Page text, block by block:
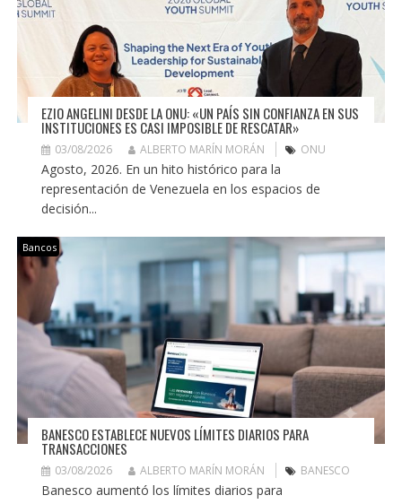
EZIO ANGELINI DESDE LA ONU: «UN PAÍS SIN CONFIANZA EN SUS
INSTITUCIONES ES CASI IMPOSIBLE DE RESCATAR»
03/08/2026 ALBERTO MARÍN MORÁN ONU
Agosto, 2026. En un hito histórico para la
representación de Venezuela en los espacios de
decisión...
Bancos
BANESCO ESTABLECE NUEVOS LÍMITES DIARIOS PARA
TRANSACCIONES
03/08/2026 ALBERTO MARÍN MORÁN BANESCO
Banesco aumentó los límites diarios para